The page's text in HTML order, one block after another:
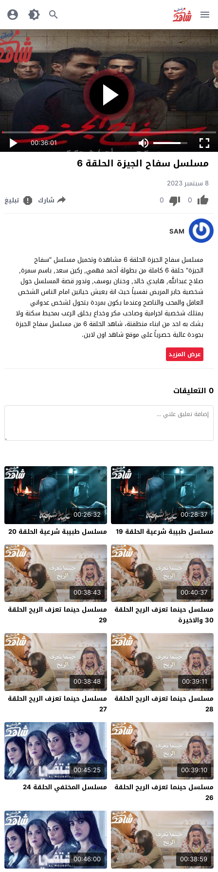
00:36:01
مسلسل سفاح الجيزة الحلقة 6
8 سبتمبر 2023
0
0 شارك تبليغ
SAM
مسلسل سفاح الجيزة الحلقة 6 مشاهدة وتحميل مسلسل "سفاح
الجيزة" حلقة 6 كاملة من بطولة أحمد فهمي, ركين سعد, باسم سمرة,
صلاح عبدالله, هايدي خالد, وحنان يوسف, وتدور قصة المسلسل حول
شخصية جابر المريض نفسياً حيث انة يعيش حياتين امام الناس الشخص
العاقل والمحب والناصح وعندما يكون بمردة يتحول لشخص عدواني
يمتلك شخصية اجرامية وصاحب مكر وخداع يخلق الرعب بمحيط سكنة ولا
يشك به احد من ابناء منطقتة، شاهد الحلقة 6 من مسلسل سفاح الجيزة
بجودة عالية حصرياً على موقع شاهد اون لاين.
عرض المزيد
0 التعليقات
00:28:37
مسلسل طبيبة شرعية الحلقة 19
00:26:32
مسلسل طبيبة شرعية الحلقة 20
00:40:37
مسلسل حينما تعزف الريح الحلقة
30 والاخيرة
00:38:43
مسلسل حينما تعزف الريح الحلقة
29
00:39:11
مسلسل حينما تعزف الريح الحلقة
28
00:38:48
مسلسل حينما تعزف الريح الحلقة
27
00:39:10
مسلسل حينما تعزف الريح الحلقة
26
00:45:25
مسلسل المختفي الحلقة 24
00:38:59
00:46:00